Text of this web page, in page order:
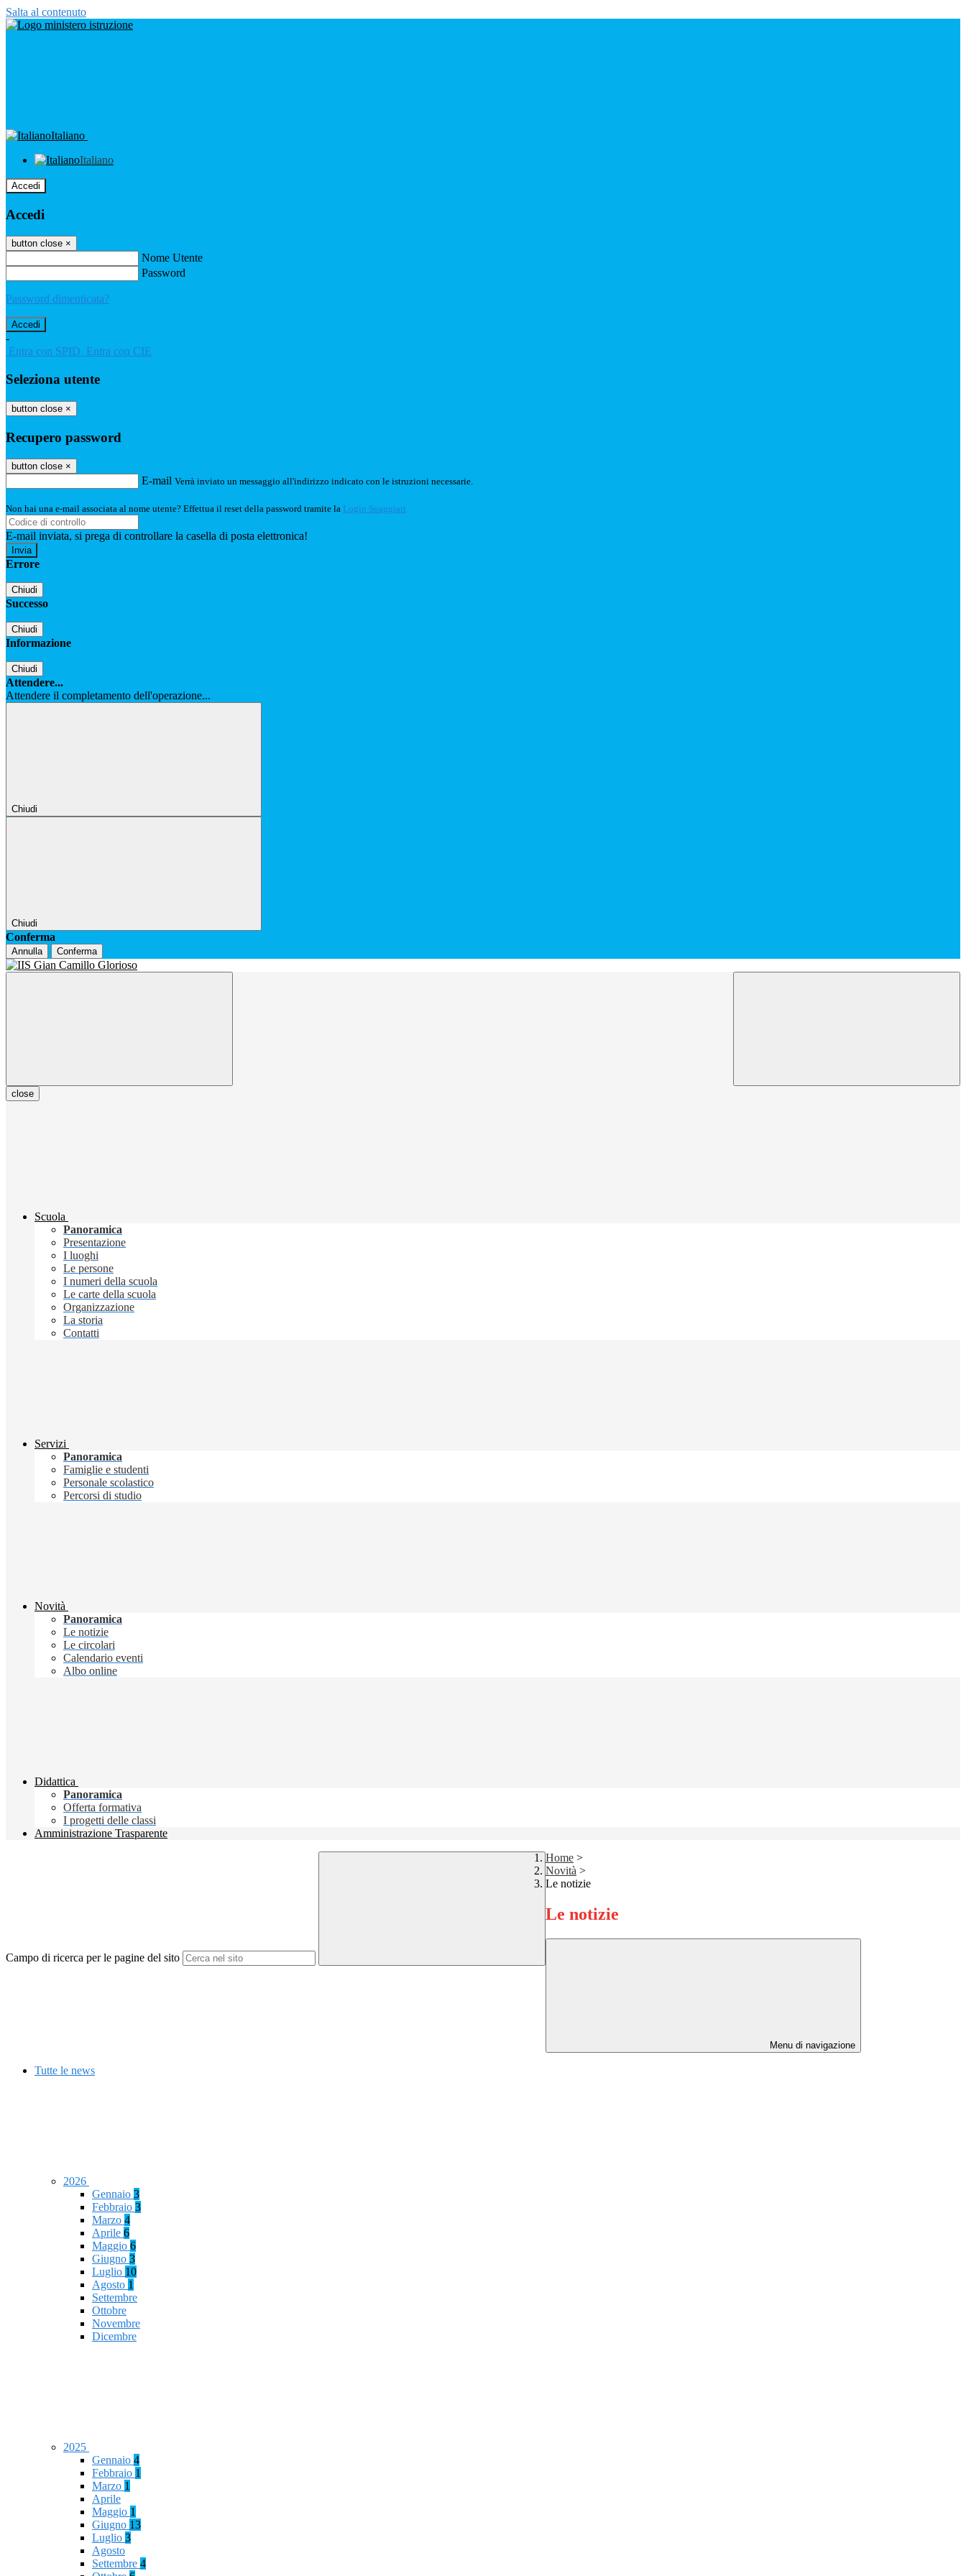
Salta al contenuto
Italiano
Italiano
Accedi
Accedi
button close ×
Nome Utente
Password
Password dimenticata?
-
Entra con SPID Entra con CIE
Seleziona utente
button close ×
Recupero password
button close ×
E-mail Verrà inviato un messaggio all'indirizzo indicato con le istruzioni necessarie.
Non hai una e-mail associata al nome utente? Effettua il reset della password tramite la Login Spaggiari
E-mail inviata, si prega di controllare la casella di posta elettronica!
Errore
Chiudi
Successo
Chiudi
Informazione
Chiudi
Attendere...
Attendere il completamento dell'operazione...
Chiudi
Chiudi
Conferma
Annulla Conferma
close
Scuola
Panoramica
Presentazione
I luoghi
Le persone
I numeri della scuola
Le carte della scuola
Organizzazione
La storia
Contatti
Servizi
Panoramica
Famiglie e studenti
Personale scolastico
Percorsi di studio
Novità
Panoramica
Le notizie
Le circolari
Calendario eventi
Albo online
Didattica
Panoramica
Offerta formativa
I progetti delle classi
Amministrazione Trasparente
Campo di ricerca per le pagine del sito
Home >
Novità >
Le notizie
Le notizie
Menu di navigazione
Tutte le news
2026
Gennaio 3
Febbraio 3
Marzo 4
Aprile 6
Maggio 6
Giugno 3
Luglio 10
Agosto 1
Settembre
Ottobre
Novembre
Dicembre
2025
Gennaio 4
Febbraio 1
Marzo 1
Aprile
Maggio 1
Giugno 13
Luglio 3
Agosto
Settembre 4